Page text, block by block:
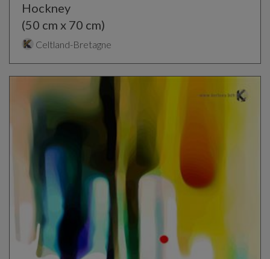
Hockney
(50 cm x 70 cm)
Celtland-Bretagne